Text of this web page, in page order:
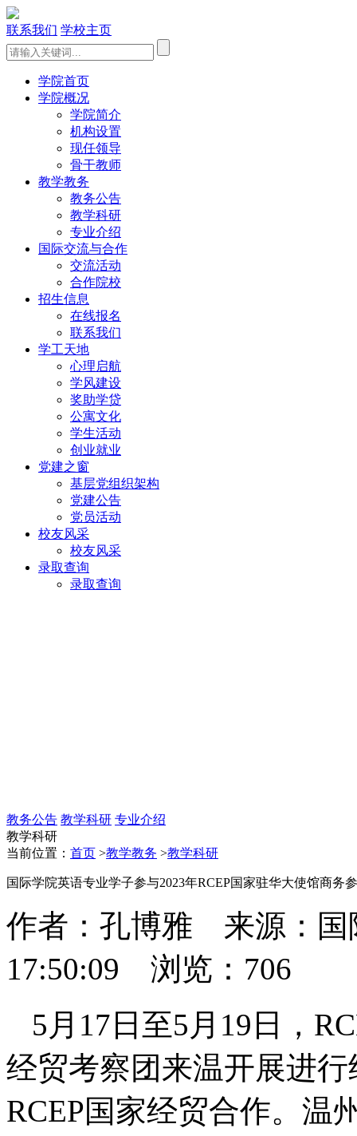
联系我们 学校主页
学院首页
学院概况
学院简介
机构设置
现任领导
骨干教师
教学教务
教务公告
教学科研
专业介绍
国际交流与合作
交流活动
合作院校
招生信息
在线报名
联系我们
学工天地
心理启航
学风建设
奖助学贷
公寓文化
学生活动
创业就业
党建之窗
基层党组织架构
党建公告
党员活动
校友风采
校友风采
录取查询
录取查询
教务公告 教学科研 专业介绍
教学科研
当前位置： 首页 >教学教务 >教学科研
国际学院英语专业学子参与2023年RCEP国家驻华大使馆商务
作者：孔博雅 来源：国
17:50:09 浏览： 706
5月17日至5月19日，
经贸考察团来温开展进
RCEP国家经贸合作。温